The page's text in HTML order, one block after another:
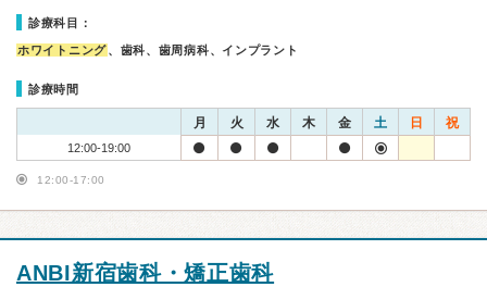
診療科目：
ホワイトニング、歯科、歯周病科、インプラント
診療時間
月 火 水 木 金 土 日 祝
12:00-19:00
12:00-17:00
ANBI新宿歯科・矯正歯科